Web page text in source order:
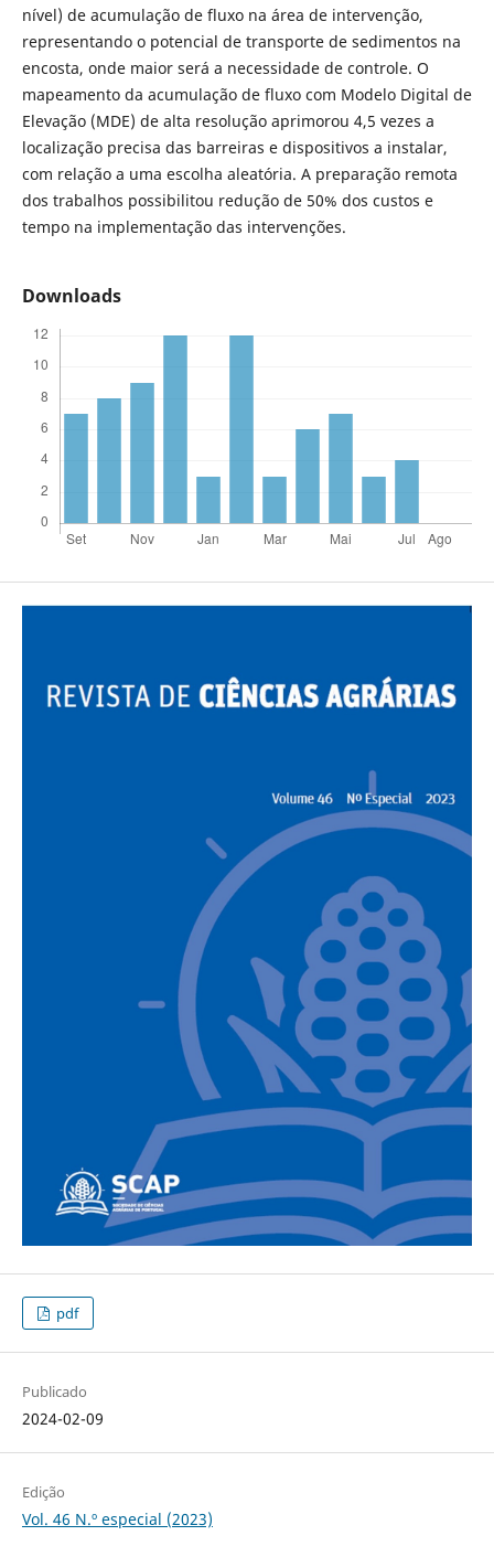
nível) de acumulação de fluxo na área de intervenção,
representando o potencial de transporte de sedimentos na
encosta, onde maior será a necessidade de controle. O
mapeamento da acumulação de fluxo com Modelo Digital de
Elevação (MDE) de alta resolução aprimorou 4,5 vezes a
localização precisa das barreiras e dispositivos a instalar,
com relação a uma escolha aleatória. A preparação remota
dos trabalhos possibilitou redução de 50% dos custos e
tempo na implementação das intervenções.
Downloads
pdf
Publicado
2024-02-09
Edição
Vol. 46 N.º especial (2023)